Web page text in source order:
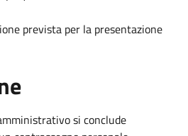
prevista per la presentazione
si conclude